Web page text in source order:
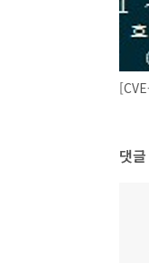
댓글